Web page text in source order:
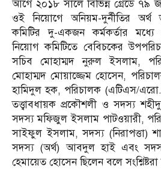
আগে ২০১৮ সালে বিভিন্ন গ্রেডে ৭৯
ওই নিয়োগে অনিয়ম-দুর্নীতির অর্থ
কমিটির দু-একজন কর্মকর্তার মধ্যে
নিয়োগ কমিটিতে বেবিচকের
সচিব মোহাম্মদ নুরুল ইসলাম,
মোহাম্মদ মোয়াজ্জেম হোসেন,
হামিদুল হক, পরিচালক (এটিএস/
তত্ত্বাবধায়ক প্রকৌশলী ও সদস্য
সদস্য মফিজুল ইসলাম পাটওয়ারী,
সাইফুল ইসলাম, সদস্য (নিরাপত্তা)
সদস্য (অর্থ) আবদুল হাই এবং
হেমায়েত হোসেন ছিলেন বলে সংশ্নিষ্টরা